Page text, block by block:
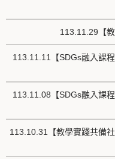
113.11.29【
113.11.11【SDGs融入課
113.11.08【SDGs融入課
113.10.31【教學實踐共備